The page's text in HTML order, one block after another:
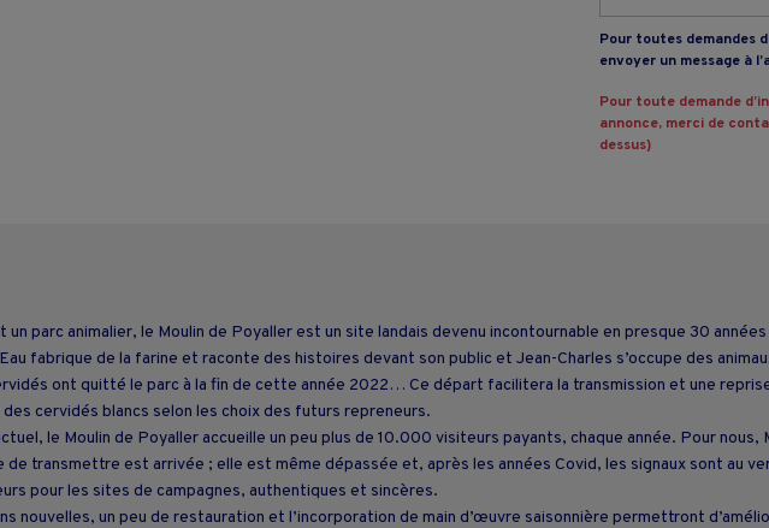
Pour toutes demandes
envoyer un message à
Pour toute demande
annonce, merci de
dessus)
un parc animalier, le Moulin de Poyaller est un site landais devenu incontournable en presque 30
fabrique de la farine et raconte des histoires devant son public et Jean-Charles s’occupe des
ont quitté le parc à la fin de cette année 2022… Ce départ facilitera la transmission et une
cervidés blancs selon les choix des futurs repreneurs.
le Moulin de Poyaller accueille un peu plus de 10.000 visiteurs payants, chaque année. Pour nous,
de transmettre est arrivée ; elle est même dépassée et, après les années Covid, les signaux sont au
pour les sites de campagnes, authentiques et sincères.
nouvelles, un peu de restauration et l’incorporation de main d’œuvre saisonnière permettront